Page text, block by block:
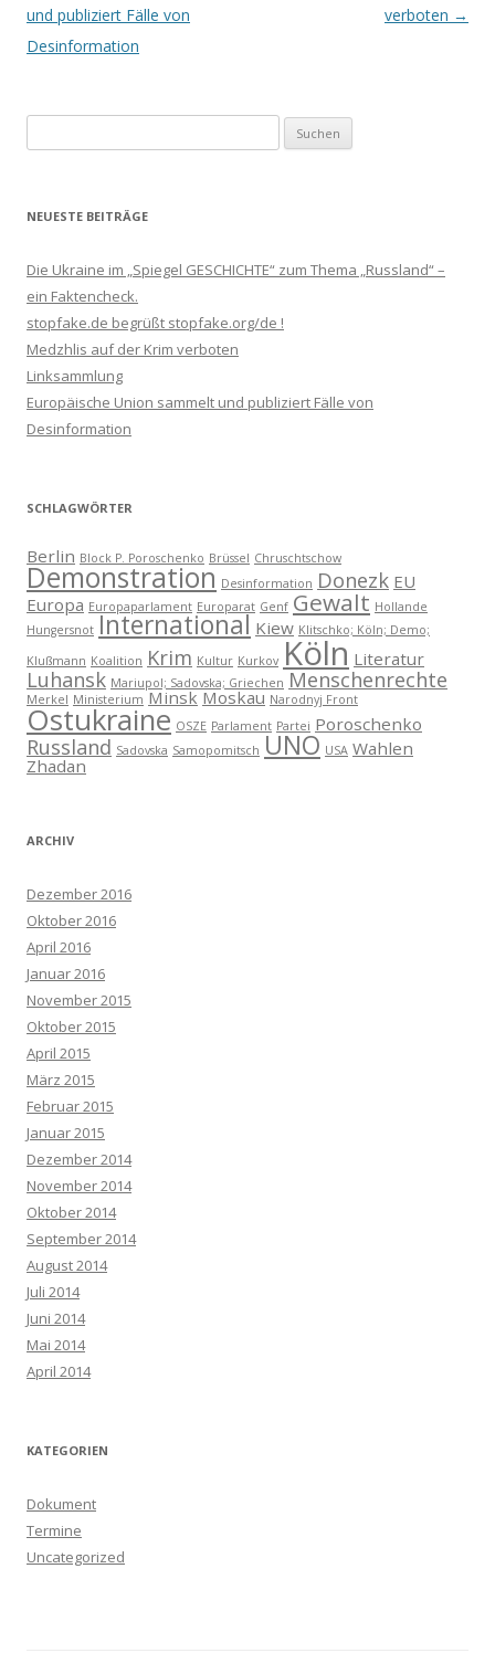
Navigation
und publiziert Fälle von
Desinformation
verboten →
nach:
NEUESTE BEITRÄGE
Die Ukraine im „Spiegel GESCHICHTE“ zum Thema „Russland“ –
ein Faktencheck.
stopfake.de begrüßt stopfake.org/de !
Medzhlis auf der Krim verboten
Linksammlung
Europäische Union sammelt und publiziert Fälle von
Desinformation
SCHLAGWÖRTER
Berlin Block P. Poroschenko Brüssel Chruschtschow
Demonstration Desinformation Donezk EU
Europa Europaparlament Europarat Genf Gewalt Hollande
Hungersnot International Kiew Klitschko; Köln; Demo;
Klußmann Koalition Krim Kultur Kurkov Köln Literatur
Luhansk Mariupol; Sadovska; Griechen Menschenrechte
Merkel Ministerium Minsk Moskau Narodnyj Front
Ostukraine OSZE Parlament Partei Poroschenko
Russland Sadovska Samopomitsch UNO USA Wahlen
Zhadan
ARCHIV
Dezember 2016
Oktober 2016
April 2016
Januar 2016
November 2015
Oktober 2015
April 2015
März 2015
Februar 2015
Januar 2015
Dezember 2014
November 2014
Oktober 2014
September 2014
August 2014
Juli 2014
Juni 2014
Mai 2014
April 2014
KATEGORIEN
Dokument
Termine
Uncategorized